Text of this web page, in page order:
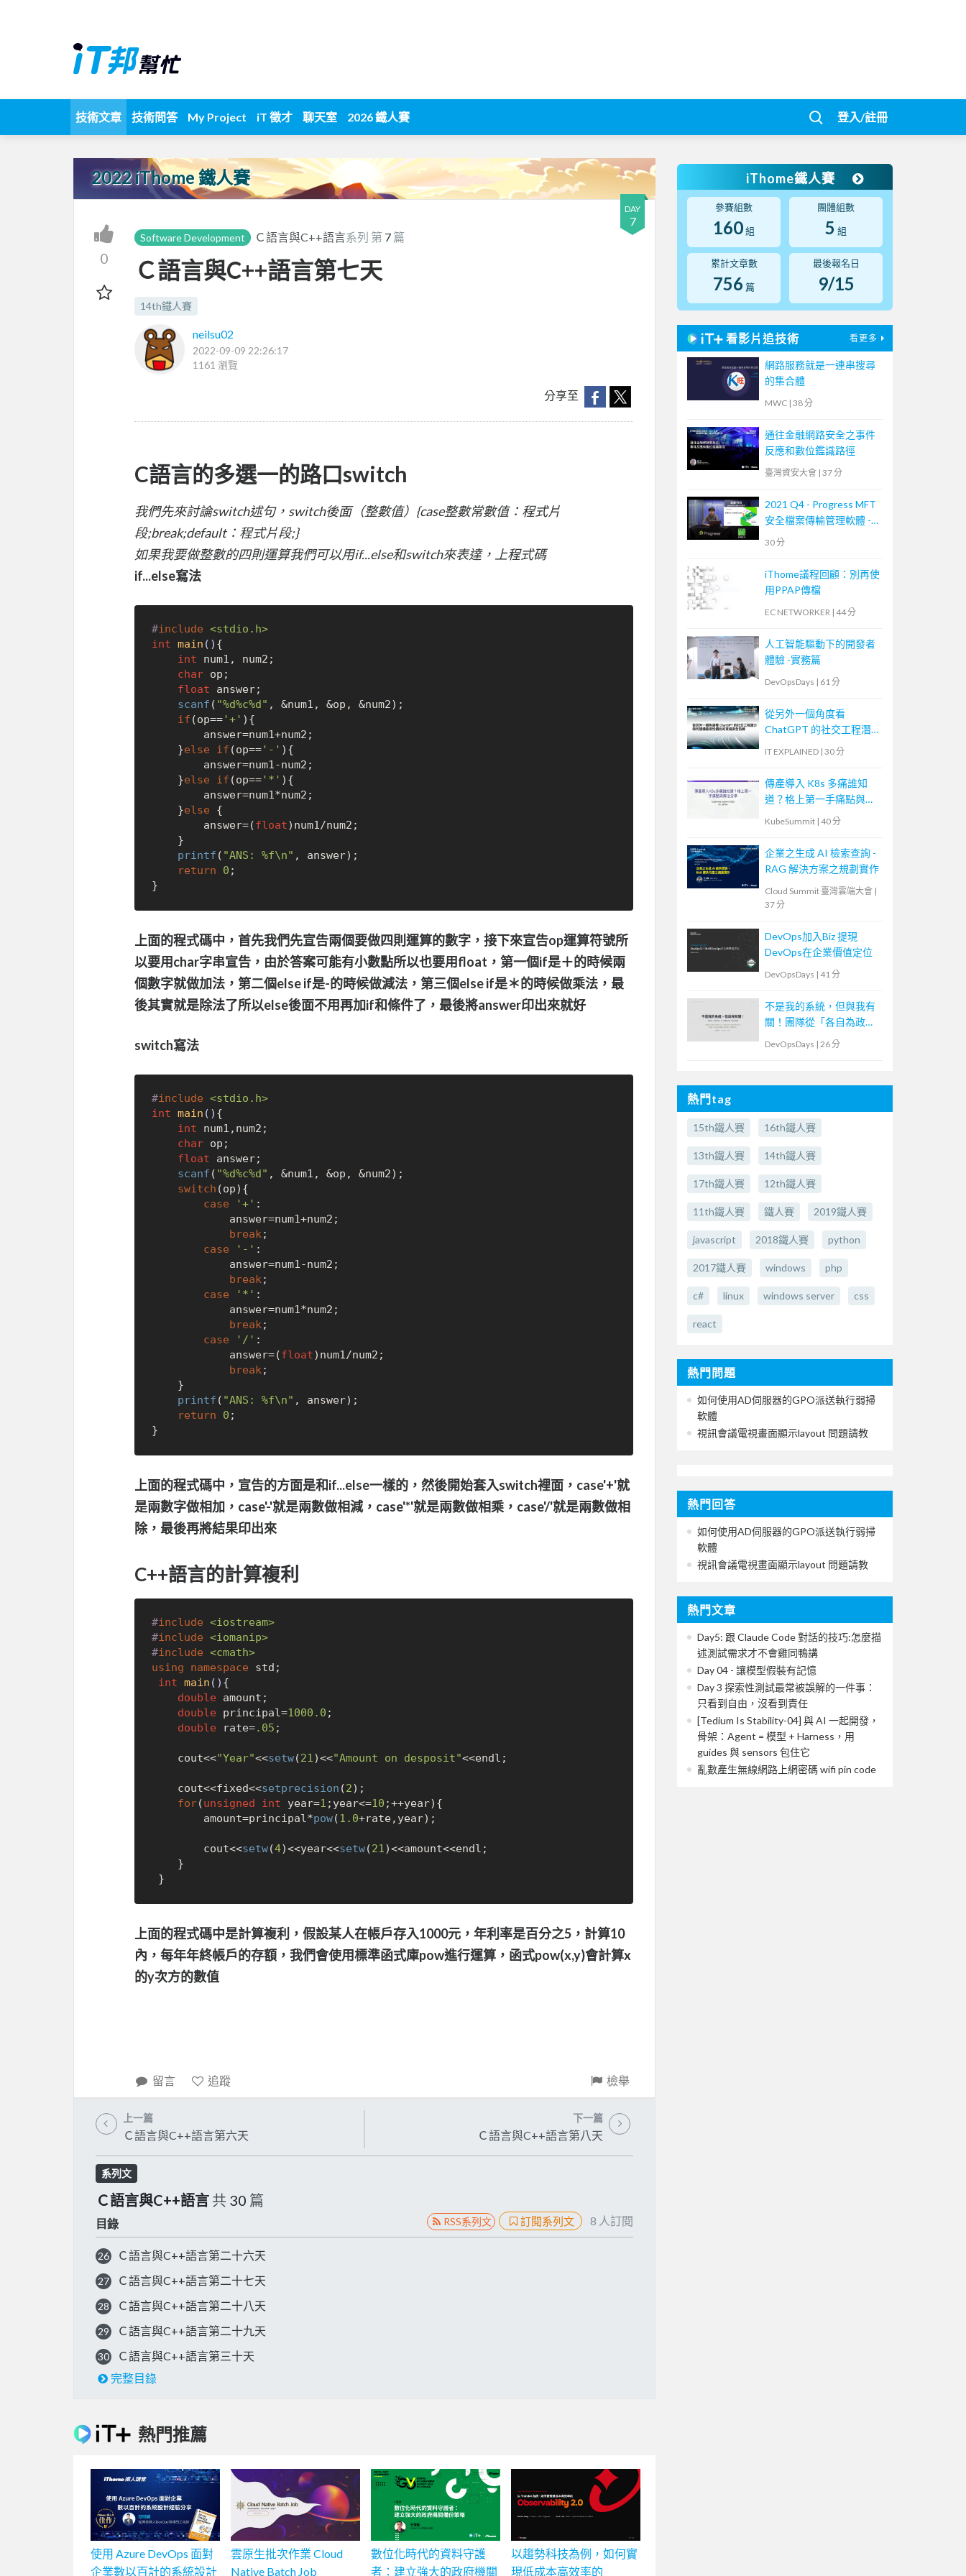
技術文章 技術問答 My Project iT 徵才 聊天室 2026 鐵人賽 登入/註冊
2022 iThome 鐵人賽
DAY
7
0
Software Development Ｃ語言與C++語言系列 第 7 篇
Ｃ語言與C++語言第七天
14th鐵人賽
neilsu02
2022-09-09 22:26:17
1161 瀏覽
分享至
C語言的多選一的路口switch
我們先來討論switch述句，switch後面（整數值）{case整數常數值：程式片
段;break;default：程式片段;}
如果我要做整數的四則運算我們可以用if...else和switch來表達，上程式碼
if...else寫法
#include <stdio.h>
int main () {
int num1, num2;
char op;
float answer;
scanf ( "%d%c%d" , &num1, &op, &num2);
if (op=='+' ){
    }
else if (op=='-' ){
    }
else if (op=='*' ){
    }
else {
        answer=(
float)num1/num2;
printf ( "ANS: %f\n" , answer);
return
0 ;
上面的程式碼中，首先我們先宣告兩個要做四則運算的數字，接下來宣告op運算符號所
以要用char字串宣告，由於答案可能有小數點所以也要用float，第一個if是＋的時候兩
個數字就做加法，第二個else if是-的時候做減法，第三個else if是＊的時候做乘法，最
後其實就是除法了所以else後面不用再加if和條件了，最後將answer印出來就好
switch寫法
#include <stdio.h>
int main () {
int num1,num2;
char op;
float answer;
scanf ( "%d%c%d" , &num1, &op, &num2);
switch (op){
case
'+' :
break;
case
'-' :
break;
case
'*' :
break;
case
'/' :
            answer=(
float)num1/num2;
break;
printf ( "ANS: %f\n" , answer);
return
0 ;
上面的程式碼中，宣告的方面是和if...else一樣的，然後開始套入switch裡面，case'+'就
是兩數字做相加，case'-'就是兩數做相減，case'*'就是兩數做相乘，case'/'就是兩數做相
除，最後再將結果印出來
C++語言的計算複利
#include <iostream>
#include <iomanip>
#include <cmath>
using
namespace std;
int main () {
double amount;
double principal=1000.0 ;
double rate=.05 ;
    cout<<
"Year"<<setw(21)<<"Amount on desposit"<<endl;
    cout<<fixed<<
setprecision (2);
for(unsigned int year=1 ;year<=10 ;++year){
        amount=principal*
pow(1.0+rate,year);
        cout<<
setw(4)<<year<<setw(21)<<amount<<endl;
上面的程式碼中是計算複利，假設某人在帳戶存入1000元，年利率是百分之5，計算10
內，每年年終帳戶的存額，我們會使用標準函式庫pow進行運算，函式pow(x,y)會計算x
的y次方的數值
留言 追蹤 檢舉
上一篇
Ｃ語言與C++語言第六天
下一篇
Ｃ語言與C++語言第八天
系列文
Ｃ語言與C++語言 共 30 篇
目錄 RSS系列文 訂閱系列文 8 人訂閱
26 Ｃ語言與C++語言第二十六天
27 Ｃ語言與C++語言第二十七天
28 Ｃ語言與C++語言第二十八天
29 Ｃ語言與C++語言第二十九天
30
Ｃ語言與C++語言第三十天
完整目錄
熱門推薦
使用 Azure DevOps 面對
企業數以百計的系統設計
雲原生批次作業 Cloud
Native Batch Job
數位化時代的資料守護
者：建立強大的政府機關
以趨勢科技為例，如何實
現低成本高效率的
iThome鐵人賽
參賽組數
160組
團體組數
5 組
累計文章數
756 篇
最後報名日
9/15
看影片追技術 看更多
網路服務就是一連串搜尋
的集合體
MWC | 38 分
通往金融網路安全之事件
反應和數位鑑識路徑
臺灣資安大會 | 37 分
2021 Q4 - Progress MFT
安全檔案傳輸管理軟體 -
MOVEit Transfer 培訓課
30 分
iThome議程回顧：別再使
用PPAP傳檔
EC NETWORKER | 44 分
人工智能驅動下的開發者
體驗 -實務篇
DevOpsDays | 61 分
從另外一個角度看
ChatGPT 的社交工程潛
力—如何建構最高性價比
IT EXPLAINED | 30 分
傳產導入 K8s 多痛誰知
道？格上第一手痛點與解
KubeSummit | 40 分
企業之生成 AI 檢索查詢 -
RAG 解決方案之規劃實作
Cloud Summit 臺灣雲端大會 |
37 分
DevOps加入Biz 提現
DevOps在企業價值定位
DevOpsDays | 41 分
不是我的系統，但與我有
關！團隊從「各自為政」
到「群體決策」的協作實
DevOpsDays | 26 分
熱門tag
15th鐵人賽 16th鐵人賽
13th鐵人賽 14th鐵人賽
17th鐵人賽 12th鐵人賽
11th鐵人賽 鐵人賽 2019鐵人賽
javascript 2018鐵人賽 python
2017鐵人賽 windows php
c# linux windows server css
react
熱門問題
如何使用AD伺服器的GPO派送執行弱掃
軟體
視訊會議電視畫面顯示layout 問題請教
熱門回答
如何使用AD伺服器的GPO派送執行弱掃
軟體
視訊會議電視畫面顯示layout 問題請教
熱門文章
Day5: 跟 Claude Code 對話的技巧:怎麼描
述測試需求才不會雞同鴨講
Day 04 - 讓模型假裝有記憶
Day 3 探索性測試最常被誤解的一件事：
只看到自由，沒看到責任
[Tedium Is Stability-04] 與 AI 一起開發，
骨架：Agent = 模型 + Harness，用
guides 與 sensors 包住它
亂數產生無線網路上網密碼 wifi pin code